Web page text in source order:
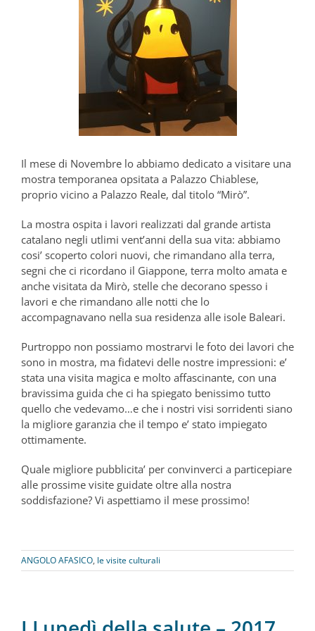
Il mese di Novembre lo abbiamo dedicato a visitare una
mostra temporanea opsitata a Palazzo Chiablese,
proprio vicino a Palazzo Reale, dal titolo “Mirò”.
La mostra ospita i lavori realizzati dal grande artista
catalano negli utlimi vent’anni della sua vita: abbiamo
cosi’ scoperto colori nuovi, che rimandano alla terra,
segni che ci ricordano il Giappone, terra molto amata e
anche visitata da Mirò, stelle che decorano spesso i
lavori e che rimandano alle notti che lo
accompagnavano nella sua residenza alle isole Baleari.
Purtroppo non possiamo mostrarvi le foto dei lavori che
sono in mostra, ma fidatevi delle nostre impressioni: e’
stata una visita magica e molto affascinante, con una
bravissima guida che ci ha spiegato benissimo tutto
quello che vedevamo…e che i nostri visi sorridenti siano
la migliore garanzia che il tempo e’ stato impiegato
ottimamente.
Quale migliore pubblicita’ per convinverci a particepiare
alle prossime visite guidate oltre alla nostra
soddisfazione? Vi aspettiamo il mese prossimo!
ANGOLO AFASICO, le visite culturali